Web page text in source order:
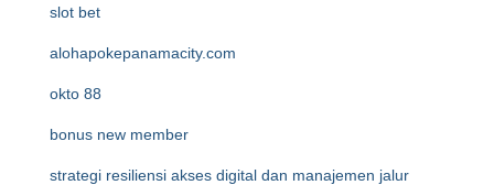
slot bet
alohapokepanamacity.com
okto 88
bonus new member
strategi resiliensi akses digital dan manajemen jalur